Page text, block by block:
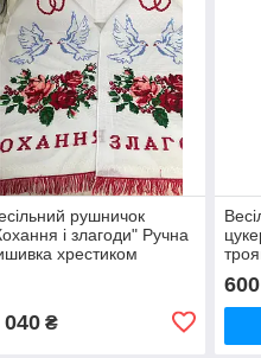
рушничок
і злагоди" Ручна
хрестиком
040₴
600